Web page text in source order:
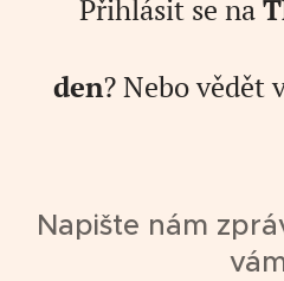
Přihlásit se na
den?Nebo vědět
Napište nám